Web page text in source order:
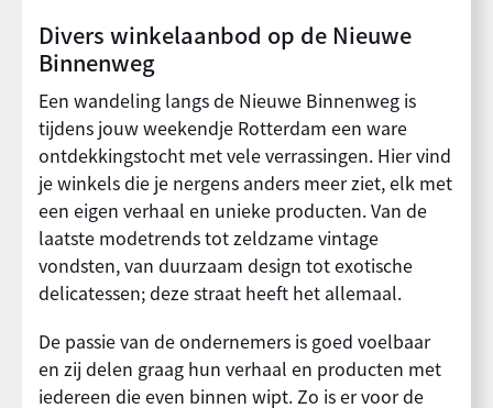
Divers winkelaanbod op de Nieuwe
Binnenweg
Een wandeling langs de Nieuwe Binnenweg is
tijdens jouw weekendje Rotterdam een ware
ontdekkingstocht met vele verrassingen. Hier vind
je winkels die je nergens anders meer ziet, elk met
een eigen verhaal en unieke producten. Van de
laatste modetrends tot zeldzame vintage
vondsten, van duurzaam design tot exotische
delicatessen; deze straat heeft het allemaal.
De passie van de ondernemers is goed voelbaar
en zij delen graag hun verhaal en producten met
iedereen die even binnen wipt. Zo is er voor de